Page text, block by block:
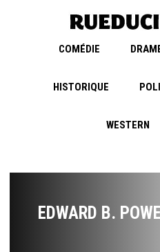
COMÉDIE
HISTORIQUE
WESTERN
EDWARD B.